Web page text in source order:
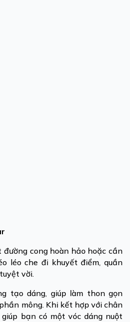
cong hoàn hảo hoặc cần
léo che đi khuyết điểm, quần
vời.
tạo dáng, giúp làm thon gọn
mông. Khi kết hợp với chân
bạn có một vóc dáng nuột